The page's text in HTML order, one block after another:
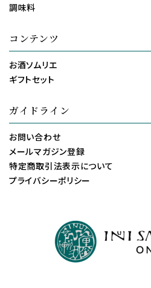
調味料
コンテンツ
お酒ソムリエ
ギフトセット
ガイドライン
お問い合わせ
メールマガジン登録
特定商取引法表示について
プライバシーポリシー